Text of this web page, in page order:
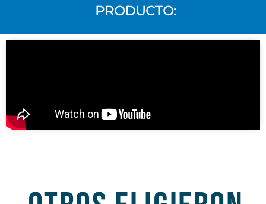
PRODUCTO: